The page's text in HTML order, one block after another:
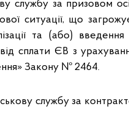
службу за призовом
ситуації, що
та (або)
від сплати ЄВ з
Закону № 2464.
службу за